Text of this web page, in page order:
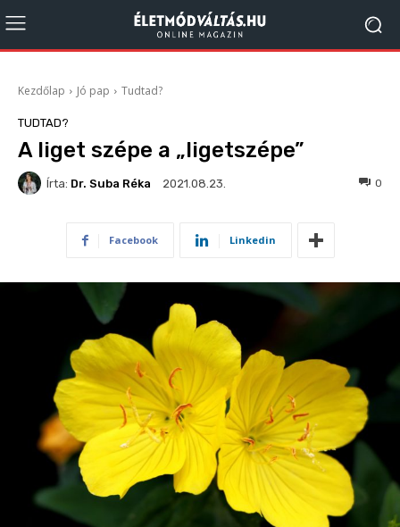
Kezdőlap Jó pap Tudtad?
TUDTAD?
A liget szépe a „ligetszépe”
Írta: Dr. Suba Réka 2021.08.23. 0
Facebook Linkedin